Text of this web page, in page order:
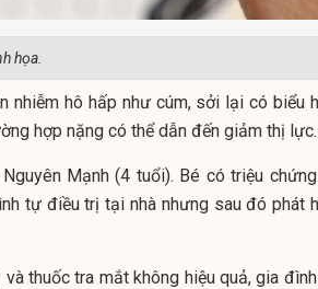
họa.
nhiễm hô hấp như cúm, sởi lại có biểu
hợp nặng có thể dẫn đến giảm thị lực.
Mạnh (4 tuổi). Bé có triệu
tự điều trị tại nhà nhưng sau đó phát
thuốc tra mắt không hiệu quả, gia